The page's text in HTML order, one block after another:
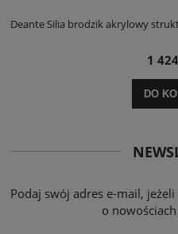
Deante Silia brodzik akrylowy
1
DO
Podaj swój adres e-mail,
o